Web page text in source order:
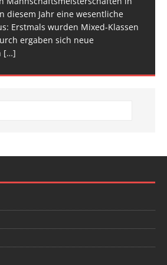
diesem Jahr eine wesentliche
Erstmals wurden Mixed-Klassen
ergaben sich neue
[…]
in Biberach an der Riß
zu einem hochkarätigen
Am Samstag standen die